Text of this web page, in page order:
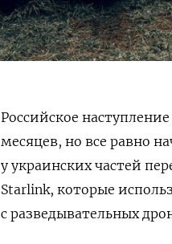
Российское
месяцев, но все равно
у украинских частей
Starlink, которые
с разведывательных